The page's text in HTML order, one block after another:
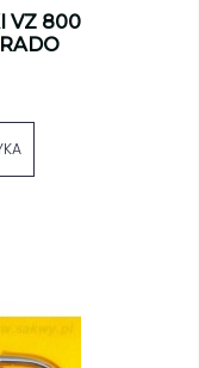
VZ 800